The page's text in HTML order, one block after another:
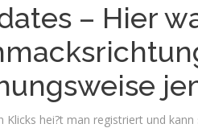
– Hier
Klicks hei?t man registriert und